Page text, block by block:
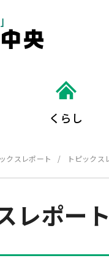
くらし
クスレポート トピックス
レポート